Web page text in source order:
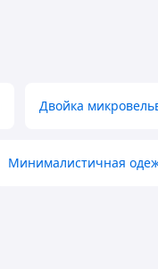
Двойка
Минималистичная